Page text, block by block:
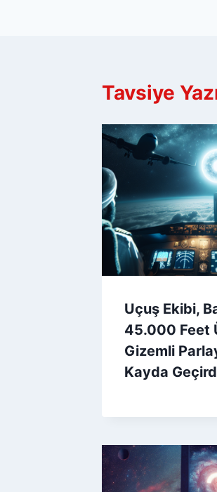
Tavsiye
Uçuş Ekibi,
45.000 Feet
Gizemli
Kayda